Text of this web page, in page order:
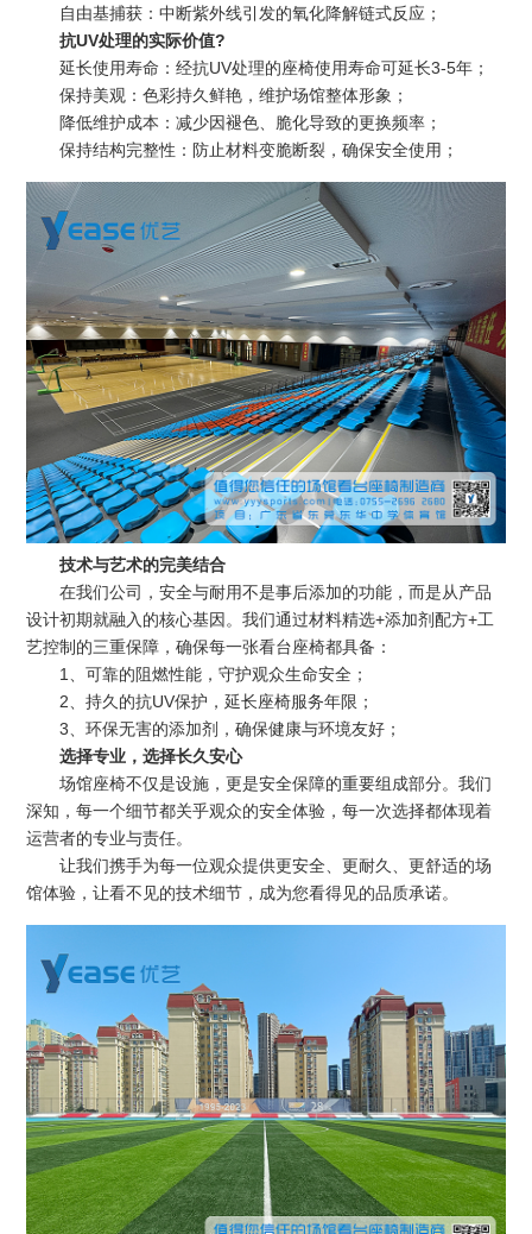
自由基捕获：中断紫外线引发的氧化降解链式反应；
抗UV处理的实际价值?
延长使用寿命：经抗UV处理的座椅使用寿命可延长3-5年；
保持美观：色彩持久鲜艳，维护场馆整体形象；
降低维护成本：减少因褪色、脆化导致的更换频率；
保持结构完整性：防止材料变脆断裂，确保安全使用；
技术与艺术的完美结合
在我们公司，安全与耐用不是事后添加的功能，而是从产品
设计初期就融入的核心基因。我们通过材料精选+添加剂配方+工
艺控制的三重保障，确保每一张看台座椅都具备：
1、可靠的阻燃性能，守护观众生命安全；
2、持久的抗UV保护，延长座椅服务年限；
3、环保无害的添加剂，确保健康与环境友好；
选择专业，选择长久安心
场馆座椅不仅是设施，更是安全保障的重要组成部分。我们
深知，每一个细节都关乎观众的安全体验，每一次选择都体现着
运营者的专业与责任。
让我们携手为每一位观众提供更安全、更耐久、更舒适的场
馆体验，让看不见的技术细节，成为您看得见的品质承诺。